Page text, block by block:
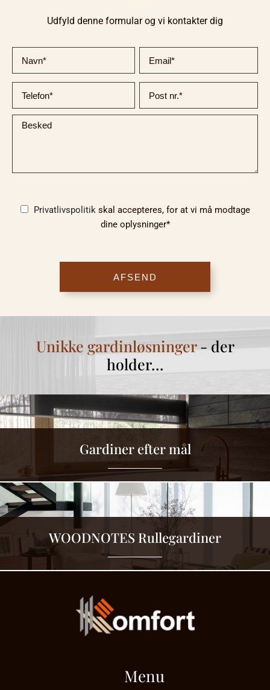
Udfyld denne formular og vi kontakter dig
Privatlivspolitikskal accepteres, for at vi må modtage
dine oplysninger*
Unikke gardinløsninger- der
holder…
Gardiner efter mål
WOODNOTES Rullegardiner
Menu